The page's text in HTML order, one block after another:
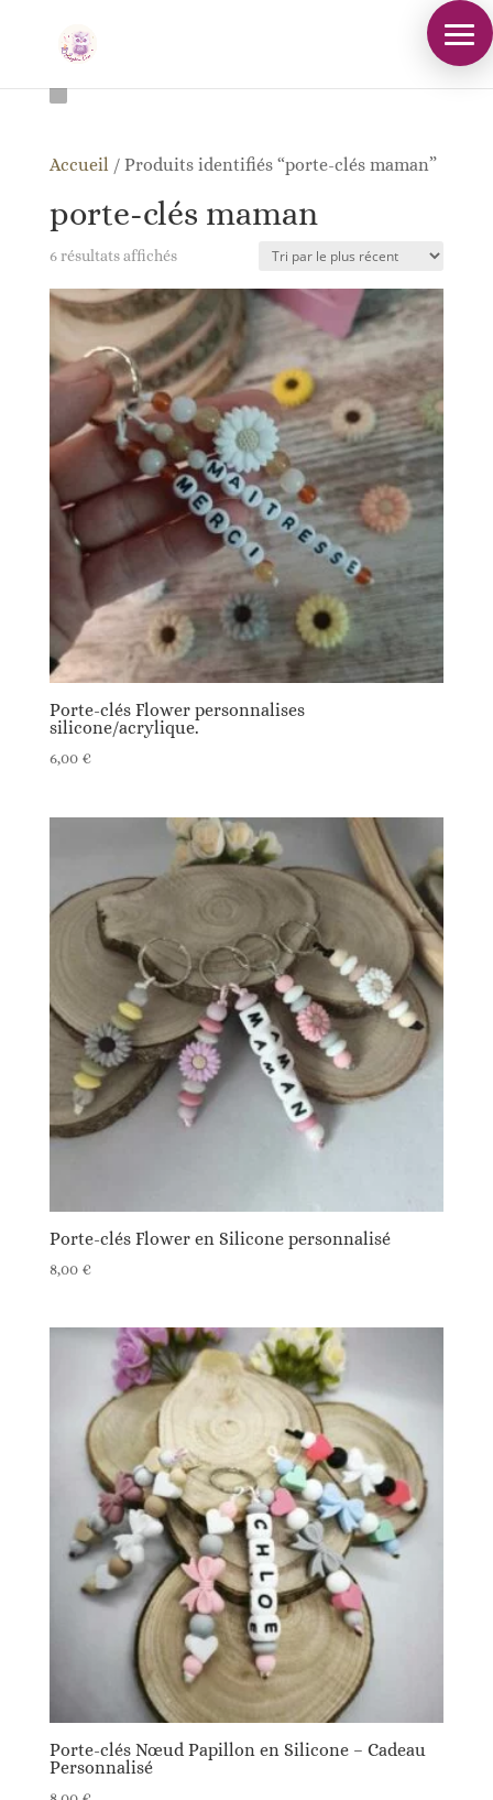
Accueil / Produits identifiés “porte-clés maman”
porte-clés maman
6 résultats affichésTrié
plus
récent
au
plus
ancien
Porte-clés Flower personnalises
silicone/acrylique.
6,00 €
Porte-clés Flower en Silicone personnalisé
8,00 €
Porte-clés Nœud Papillon en Silicone – Cadeau
Personnalisé